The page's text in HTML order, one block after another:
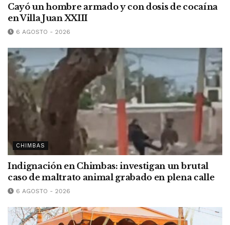
Cayó un hombre armado y con dosis de cocaína
en Villa Juan XXIII
6 AGOSTO - 2026
CHIMBAS
Indignación en Chimbas: investigan un brutal
caso de maltrato animal grabado en plena calle
6 AGOSTO - 2026